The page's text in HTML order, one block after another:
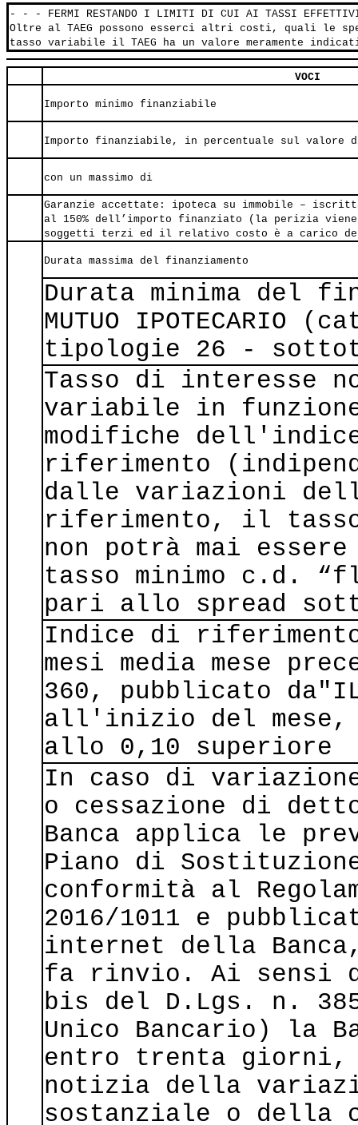
- - - FERMI RESTANDO I LIMITI DI CUI AI TASSI
Oltre al TAEG possono esserci altri costi, quali le
tasso variabile il TAEG ha un valore meramente
VOCI
Importo minimo finanziabile
Importo finanziabile, in percentuale sul valore
con un massimo di
Garanzie accettate: ipoteca su immobile – iscritta
al 150% dell’importo finanziato (la perizia
soggetti terzi ed il relativo costo è a carico
Durata massima del finanziamento
Durata minima del
MUTUO IPOTECARIO
tipologie 26 -
Tasso di interesse
variabile in
modifiche
riferimento
dalle variazioni
riferimento, il
non potrà mai
tasso minimo c.d.
pari allo spread
Indice di riferimento:
mesi media mese
360, pubblicato da"IL
all'inizio del mese,
allo 0,10 superiore
In caso di
o cessazione di
Banca applica le
Piano di
conformità al
2016/1011 e
internet della
fa rinvio. Ai sensi
bis del D.Lgs. n.
Unico Bancario) la
entro trenta giorni,
notizia della
sostanziale o della